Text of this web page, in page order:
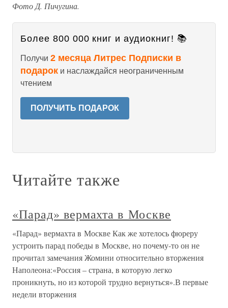
Фото Д. Пичугина.
Более 800 000 книг и аудиокниг! 📚
Получи 2 месяца Литрес Подписки в
подарок и наслаждайся неограниченным
чтением
ПОЛУЧИТЬ ПОДАРОК
Читайте также
«Парад» вермахта в Москве
«Парад» вермахта в Москве Как же хотелось фюреру
устроить парад победы в Москве, но почему-то он не
прочитал замечания Жомини относительно вторжения
Наполеона:«Россия – страна, в которую легко
проникнуть, но из которой трудно вернуться».В первые
недели вторжения